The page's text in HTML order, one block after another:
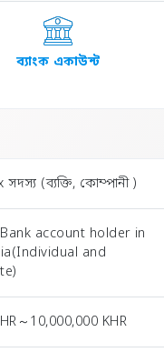
ব্যাংক একাউন্ট
(ব্যক্তি, কোম্পানী )
Bank account holder in
and
～10,000,000 KHR